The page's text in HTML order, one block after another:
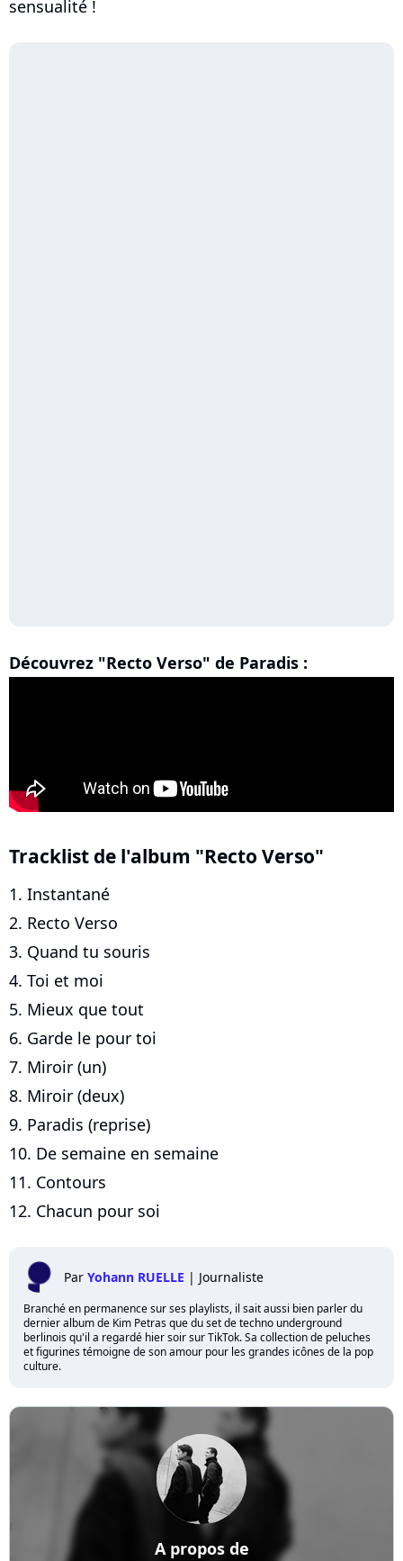
sensualité !
Découvrez "Recto Verso" de Paradis :
Tracklist de l'album "Recto Verso"
1. Instantané
2. Recto Verso
3. Quand tu souris
4. Toi et moi
5. Mieux que tout
6. Garde le pour toi
7. Miroir (un)
8. Miroir (deux)
9. Paradis (reprise)
10. De semaine en semaine
11. Contours
12. Chacun pour soi
Par Yohann RUELLE | Journaliste
Branché en permanence sur ses playlists, il sait aussi bien parler du
dernier album de Kim Petras que du set de techno underground
berlinois qu'il a regardé hier soir sur TikTok. Sa collection de peluches
et figurines témoigne de son amour pour les grandes icônes de la pop
culture.
A propos de